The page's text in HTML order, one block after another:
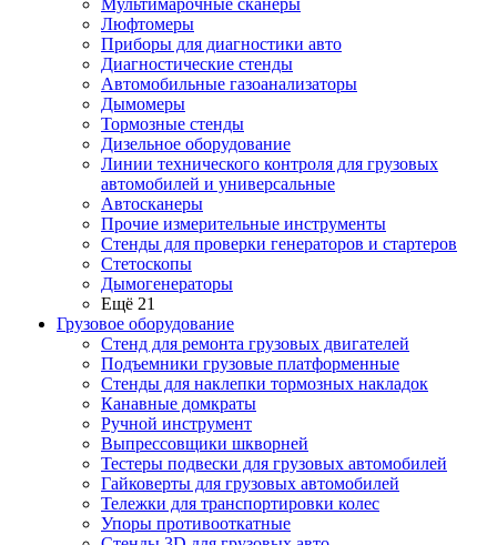
Мультимарочные сканеры
Люфтомеры
Приборы для диагностики авто
Диагностические стенды
Автомобильные газоанализаторы
Дымомеры
Тормозные стенды
Дизельное оборудование
Линии технического контроля для грузовых
автомобилей и универсальные
Автосканеры
Прочие измерительные инструменты
Стенды для проверки генераторов и стартеров
Стетоскопы
Дымогенераторы
Ещё 21
Грузовое оборудование
Стенд для ремонта грузовых двигателей
Подъемники грузовые платформенные
Стенды для наклепки тормозных накладок
Канавные домкраты
Ручной инструмент
Выпрессовщики шкворней
Тестеры подвески для грузовых автомобилей
Гайковерты для грузовых автомобилей
Тележки для транспортировки колес
Упоры противооткатные